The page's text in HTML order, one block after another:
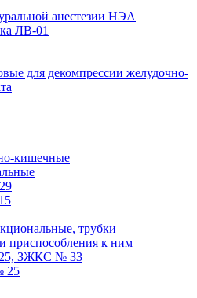
анестезии НЭА
ЛВ-01
для декомпрессии желудочно-
кишечные
трубки
приспособления к ним
ЗЖКС № 33
25